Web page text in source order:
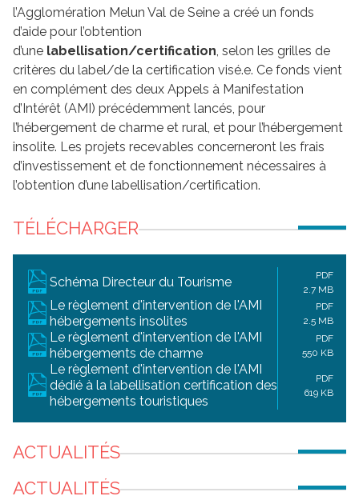
l’Agglomération Melun Val de Seine a créé un fonds
d’aide pour l’obtention
d’une labellisation/certification, selon les grilles de
critères du label/de la certification visé.e. Ce fonds vient
en complément des deux Appels à Manifestation
d’Intérêt (AMI) précédemment lancés, pour
l’hébergement de charme et rural, et pour l’hébergement
insolite. Les projets recevables concerneront les frais
d’investissement et de fonctionnement nécessaires à
l’obtention d’une labellisation/certification.
TÉLÉCHARGER
Schéma Directeur du Tourisme
PDF
2.7 MB
Le règlement d'intervention de l'AMI
hébergements insolites
PDF
2.5 MB
Le règlement d'intervention de l'AMI
hébergements de charme
PDF
550 KB
Le règlement d'intervention de l'AMI
dédié à la labellisation certification des
hébergements touristiques
PDF
619 KB
ACTUALITÉS
ACTUALITÉS